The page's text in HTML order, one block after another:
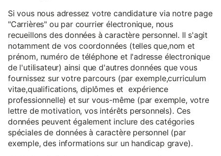
Si vous nous adressez votre candidature via notre page
"Carrières" ou par courrier électronique, nous
recueillons des données à caractère personnel. Il s'agit
notamment de vos coordonnées (telles que,nom et
prénom, numéro de téléphone et l'adresse électronique
de l'utilisateur) ainsi que d'autres données que vous
fournissez sur votre parcours (par exemple,curriculum
vitae,qualifications, diplômes et expérience
professionnelle) et sur vous-même (par exemple, votre
lettre de motivation, vos intérêts personnels). Ces
données peuvent également inclure des catégories
spéciales de données à caractère personnel (par
exemple, des informations sur un handicap grave).